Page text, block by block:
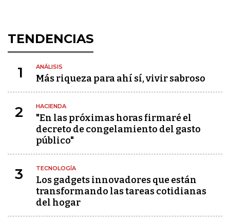
TENDENCIAS
1 ANÁLISIS
Más riqueza para ahí sí, vivir sabroso
2 HACIENDA
"En las próximas horas firmaré el
decreto de congelamiento del gasto
público"
3 TECNOLOGÍA
Los gadgets innovadores que están
transformando las tareas cotidianas
del hogar